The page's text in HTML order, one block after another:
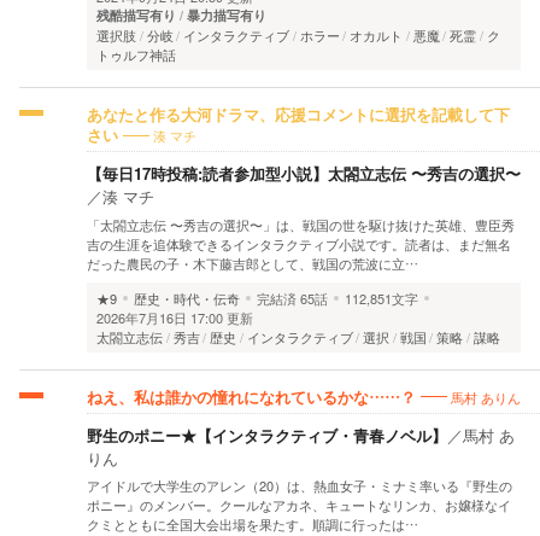
残酷描写有り 暴力描写有り
選択肢 分岐 インタラクティブ ホラー オカルト 悪魔 死霊
ク
トゥルフ神話
あなたと作る大河ドラマ、応援コメントに選択を記載して下
さい
湊 マチ
【毎日17時投稿:読者参加型小説】太閤立志伝 〜秀吉の選択〜
／湊 マチ
「太閤立志伝 〜秀吉の選択〜」は、戦国の世を駆け抜けた英雄、豊臣秀
吉の生涯を追体験できるインタラクティブ小説です。読者は、まだ無名
だった農民の子・木下藤吉郎として、戦国の荒波に立…
★9
歴史・時代・伝奇 完結済65話
112,851文字
2026年7月16日 17:00 更新
太閤立志伝 秀吉 歴史 インタラクティブ 選択 戦国 策略 謀略
ねえ、私は誰かの憧れになれているかな……？ 馬村 ありん
野生のポニー★【インタラクティブ・青春ノベル】 ／馬村 あ
りん
アイドルで大学生のアレン（20）は、熱血女子・ミナミ率いる『野生の
ポニー』のメンバー。クールなアカネ、キュートなリンカ、お嬢様なイ
クミとともに全国大会出場を果たす。順調に行ったは…